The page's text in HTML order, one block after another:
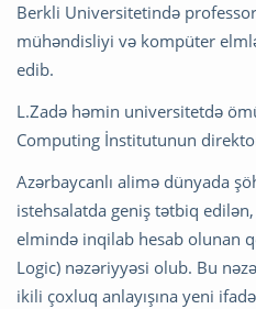
Berkli Universitetində
mühəndisliyi və kompüter
edib.
L.Zadə həmin universitetdə
Computing İnstitutunun
Azərbaycanlı alimə dünyada
istehsalatda geniş tətbiq
elmində inqilab hesab olunan
Logic) nəzəriyyəsi olub. Bu
ikili çoxluq anlayışına yeni